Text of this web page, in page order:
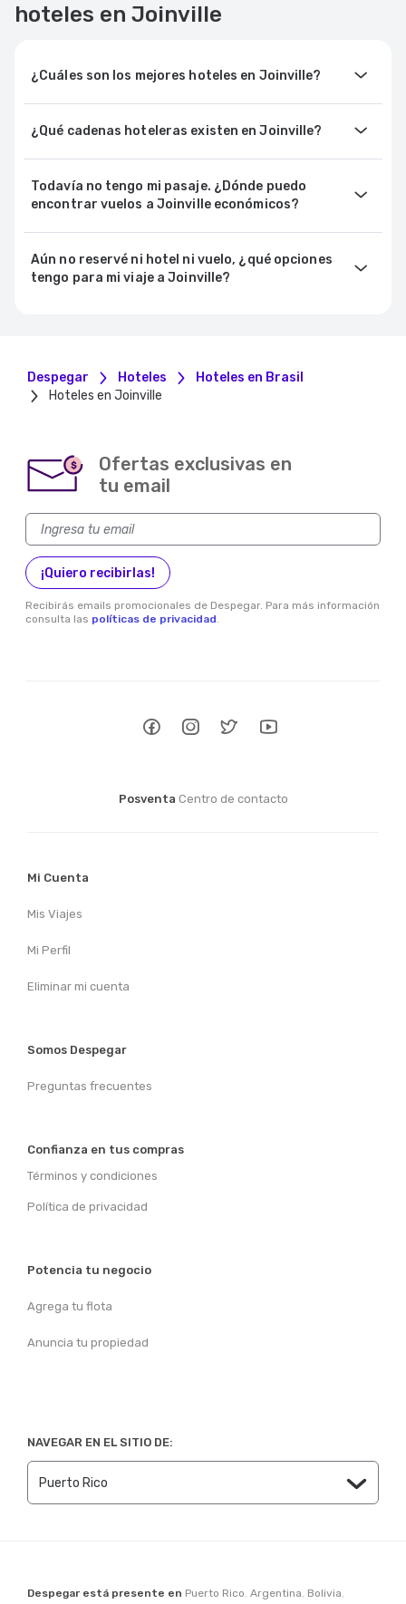
hoteles en Joinville
¿Cuáles son los mejores hoteles en Joinville?
¿Qué cadenas hoteleras existen en Joinville?
Todavía no tengo mi pasaje. ¿Dónde puedo
encontrar vuelos a Joinville económicos?
Aún no reservé ni hotel ni vuelo, ¿qué opciones
tengo para mi viaje a Joinville?
Despegar Hoteles
Hoteles en Brasil
Hoteles en Joinville
$
Ofertas exclusivas en
tu email
¡Quiero recibirlas!
Recibirás emails promocionales de Despegar. Para más información
consulta las políticas de privacidad.
Posventa Centro de contacto
Mi Cuenta
Mis Viajes
Mi Perfil
Eliminar mi cuenta
Somos Despegar
Preguntas frecuentes
Confianza en tus compras
Términos y condiciones
Política de privacidad
Potencia tu negocio
Agrega tu flota
Anuncia tu propiedad
NAVEGAR EN EL SITIO DE:
Despegar está presente en Puerto Rico, Argentina, Bolivia,